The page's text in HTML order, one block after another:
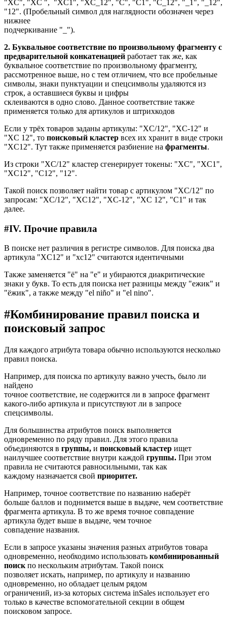
"XC", "XC ", "XC1", "XC_12", "C", "C1", "C_12", "_1", "_12",
"12". (Пробельный символ для наглядности обозначен через
нижнее
подчеркивание "_").
2. Буквальное соответствие по произвольному фрагменту с
предварительной конкатенацией работает так же, как
буквальное соответствие по произвольному фрагменту,
рассмотренное выше, но с тем отличием, что все пробельные
символы, знаки пунктуации и спецсимволы удаляются из
строк, а оставшиеся буквы и цифры
склеиваются в одно слово. Данное соответствие также
применяется только для артикулов и штрихкодов
Если у трёх товаров заданы артикулы: "XC/12", "XC-12" и
"XC 12", то поисковый кластер всех их хранит в виде строки
"XC12". Тут также применяется разбиение на фрагменты.
Из строки "XC/12" кластер сгенерирует токены: "XC", "XC1",
"XC12", "C12", "12".
Такой поиск позволяет найти товар с артикулом "XC/12" по
запросам: "XC/12", "XC12", "XC-12", "XC 12", "C1" и так
далее.
#IV. Прочие правила
В поиске нет различия в регистре символов. Для поиска два
артикула "XC12" и "xc12" считаются идентичными
Также заменяется "ё" на "е" и убираются диакритические
знаки у букв. То есть для поиска нет разницы между "ежик" и
"ёжик", а также между "el niño" и "el nino".
#Комбинирование правил поиска и
поисковый запрос
Для каждого атрибута товара обычно используются несколько
правил поиска.
Например, для поиска по артикулу важно учесть, было ли
найдено
точное соответствие, не содержится ли в запросе фрагмент
какого-либо артикула и присутствуют ли в запросе
спецсимволы.
Для большинства атрибутов поиск выполняется
одновременно по ряду правил. Для этого правила
объединяются в группы, и поисковый кластер ищет
наилучшее соответствие внутри каждой группы. При этом
правила не считаются равносильными, так как
каждому назначается свой приоритет.
Например, точное соответствие по названию наберёт
больше баллов и поднимется выше в выдаче, чем соответствие
фрагмента артикула. В то же время точное совпадение
артикула будет выше в выдаче, чем точное
совпадение названия.
Если в запросе указаны значения разных атрибутов товара
одновременно, необходимо использовать комбинированный
поиск по нескольким атрибутам. Такой поиск
позволяет искать, например, по артикулу и названию
одновременно, но обладает целым рядом
ограничений, из-за которых система inSales использует его
только в качестве вспомогательной секции в общем
поисковом запросе.